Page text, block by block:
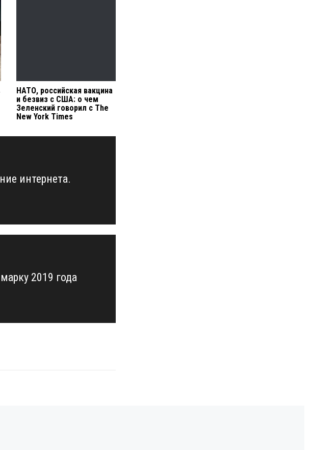
НАТО, российская вакцина
и безвиз с США: о чем
Зеленский говорил с The
New York Times
интернета.
2019 года